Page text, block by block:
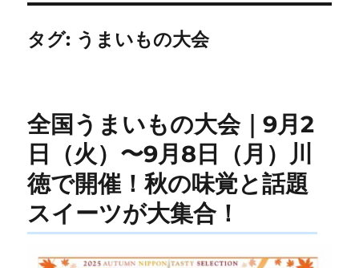
タグ: うまいもの大会
全国うまいもの大会｜9月2
日（火）〜9月8日（月）川
徳で開催！秋の味覚と話題
スイーツが大集合！